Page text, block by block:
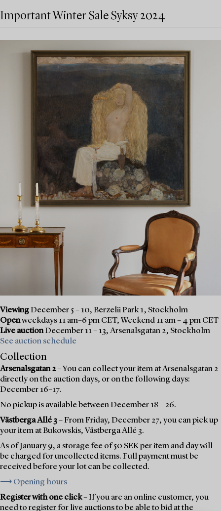
Important Winter Sale Syksy 2024
ViewingDecember 5 – 10, Berzelii Park 1, Stockholm
Openweekdays 11 am–6 pm CET, Weekend 11 am – 4 pm CET
Live auctionDecember 11 – 13, Arsenalsgatan 2, Stockholm
See auction schedule
Collection
Arsenalsgatan 2– You can collect your item at Arsenalsgatan 2
directly on the auction days, or on the following days:
December 16–17.
No pickup is available between December 18 – 26.
Västberga Allé 3– From Friday, December 27, you can pick up
your item at Bukowskis, Västberga Allé 3.
As of January 9, a storage fee of 50 SEK per item and day will
be charged for uncollected items. Full payment must be
received before your lot can be collected.
⟶ Opening hours
Register with one click– If you are an online customer, you
need to register for live auctions to be able to bid at the